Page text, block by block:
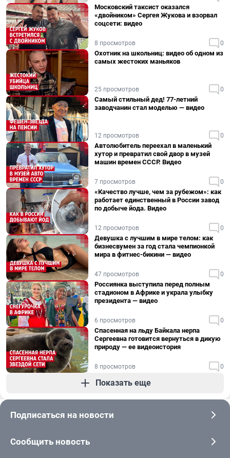
Московский таксист оказался
«двойником» Сергея Жукова и взорвал
соцсети: видео
8 просмотров 0
Охотник на школьниц: видео об одном из
самых жестоких маньяков
25 просмотров 0
Самый стильный дед! 77-летний
заводчанин стал моделью — видео
12 просмотров 0
Автолюбитель переехал в маленький
хутор и превратил свой двор в музей
машин времен СССР. Видео
7 просмотров 0
«Качество лучше, чем за рубежом»: как
работает единственный в России завод
по добыче йода. Видео
12 просмотров 0
Девушка с лучшим в мире телом: как
бизнесвумен за год стала чемпионкой
мира в фитнес-бикини — видео
47 просмотров 0
Россиянка выступила перед полным
стадионом в Африке и украла улыбку
президента — видео
6 просмотров 0
Спасенная на льду Байкала нерпа
Сергеевна готовится вернуться в дикую
природу — ее видеоистория
8 просмотров 0
Показать еще
Подписаться на новости
Сообщить новость